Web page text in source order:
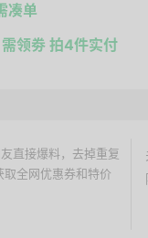
凑单
领劵 拍4件实付
直接爆料，去掉重复
全网优惠券和特价